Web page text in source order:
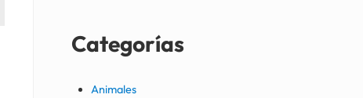
Categorías
Animales